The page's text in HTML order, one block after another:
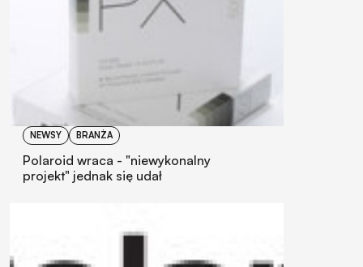
NEWSY BRANŻA
Polaroid wraca - "niewykonalny
projekt" jednak się udał